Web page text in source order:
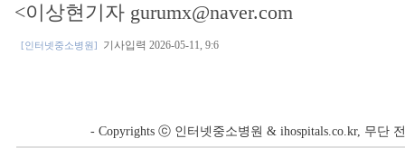
<이상현기자 gurumx@naver.com
[인터넷중소병원] 기사입력 2026-05-11, 9:6
- Copyrights ⓒ 인터넷중소병원 & ihospitals.co.kr, 무단